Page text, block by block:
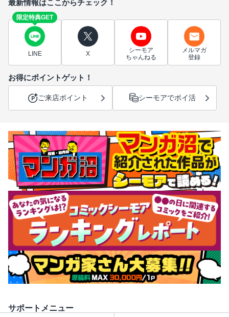
最新情報はここからチェック！
限定特典GET
LINE X
シーモア
ちゃんねる
メルマガ
登録
お得にポイントゲット！
ご来店ポイント シーモアでポイ活
サポートメニュー